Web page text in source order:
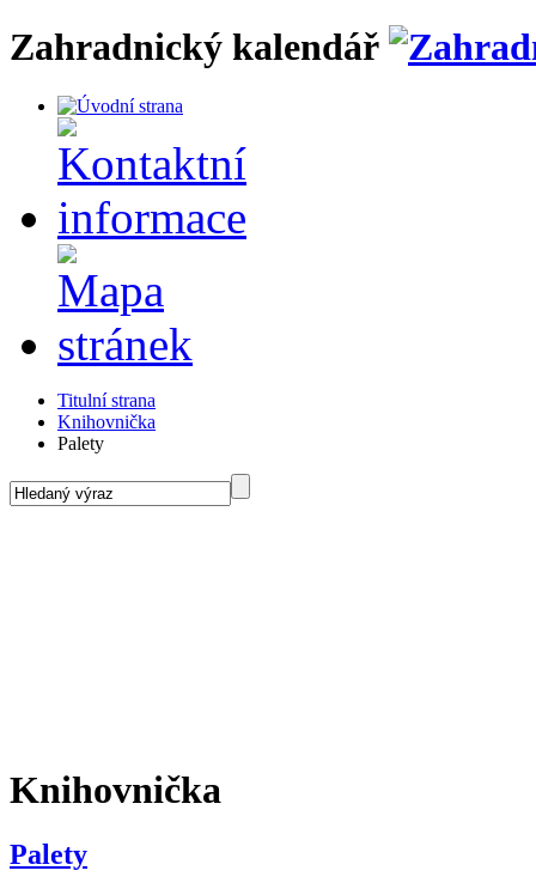
Zahradnický kalendář
Titulní strana
Knihovnička
Palety
Knihovnička
Palety